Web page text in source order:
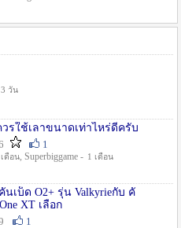
3 วัน
รใช้เลาขนาดเท่าไหร่ดีครับ
1
ดือน, Superbiggame - 1 เดือน
เบ็ด O2+ รุ่น Valkyrieกับ คั
XT เลือก
1